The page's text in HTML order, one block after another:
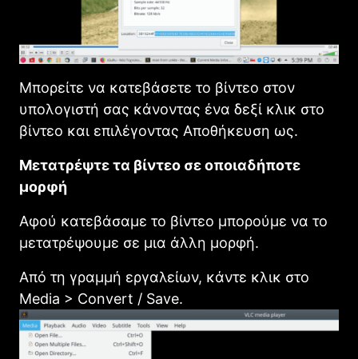
Μπορείτε να κατεβάσετε το βίντεο στον
υπολογιστή σας κάνοντας ένα δεξί κλικ στο
βίντεο και επιλέγοντας Αποθήκευση ως.
Μετατρέψτε τα βίντεο σε οποιαδήποτε
μορφή
Αφού κατεβάσαμε το βίντεο μπορούμε να το
μετατρέψουμε σε μια άλλη μορφή.
Από τη γραμμή εργαλείων, κάντε κλικ στο
Media > Convert / Save.